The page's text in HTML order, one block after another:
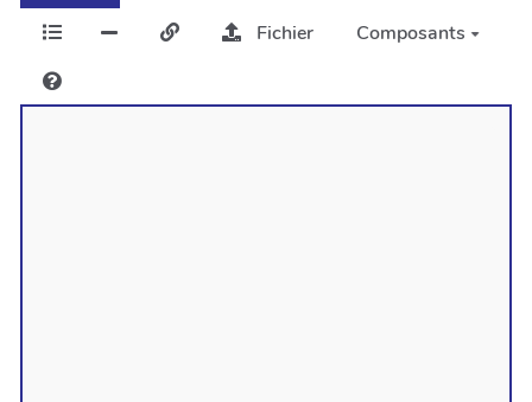
Fichier
Composants